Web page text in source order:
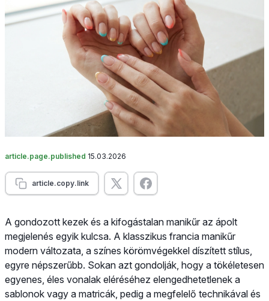
article.page.published 15.03.2026
article.copy.link
A gondozott kezek és a kifogástalan manikűr az ápolt
megjelenés egyik kulcsa. A klasszikus francia manikűr
modern változata, a színes körömvégekkel díszített stílus,
egyre népszerűbb. Sokan azt gondolják, hogy a tökéletesen
egyenes, éles vonalak eléréséhez elengedhetetlenek a
sablonok vagy a matricák, pedig a megfelelő technikával és